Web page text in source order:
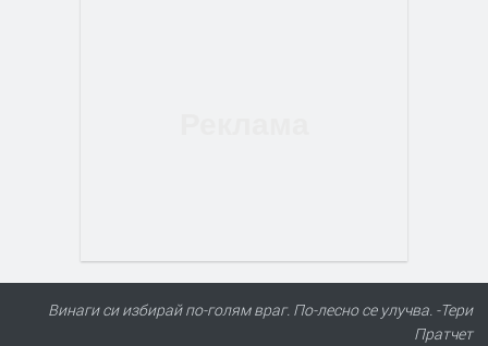
Винаги си избирай по-голям враг. По-лесно се улучва. -Тери
Пратчет